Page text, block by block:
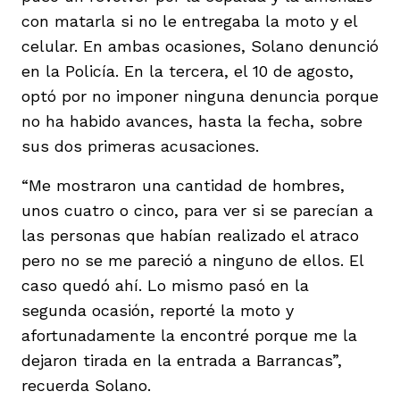
con matarla si no le entregaba la moto y el
celular. En ambas ocasiones, Solano denunció
en la Policía. En la tercera, el 10 de agosto,
optó por no imponer ninguna denuncia porque
no ha habido avances, hasta la fecha, sobre
sus dos primeras acusaciones.
“Me mostraron una cantidad de hombres,
unos cuatro o cinco, para ver si se parecían a
las personas que habían realizado el atraco
pero no se me pareció a ninguno de ellos. El
caso quedó ahí. Lo mismo pasó en la
segunda ocasión, reporté la moto y
afortunadamente la encontré porque me la
dejaron tirada en la entrada a Barrancas”,
recuerda Solano.
del Cesar
Ana